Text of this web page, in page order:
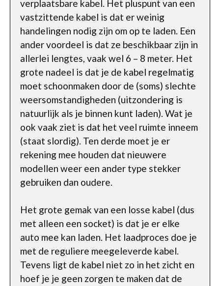
verplaatsbare kabel. Het pluspunt van een
vastzittende kabel is dat er weinig
handelingen nodig zijn om op te laden. Een
ander voordeel is dat ze beschikbaar zijn in
allerlei lengtes, vaak wel 6 – 8 meter. Het
grote nadeel is dat je de kabel regelmatig
moet schoonmaken door de (soms) slechte
weersomstandigheden (uitzondering is
natuurlijk als je binnen kunt laden). Wat je
ook vaak ziet is dat het veel ruimte inneem
(staat slordig). Ten derde moet je er
rekening mee houden dat nieuwere
modellen weer een ander type stekker
gebruiken dan oudere.
Het grote gemak van een losse kabel (dus
met alleen een socket) is dat je er elke
auto mee kan laden. Het laadproces doe je
met de reguliere meegeleverde kabel.
Tevens ligt de kabel niet zo in het zicht en
hoef je je geen zorgen te maken dat de